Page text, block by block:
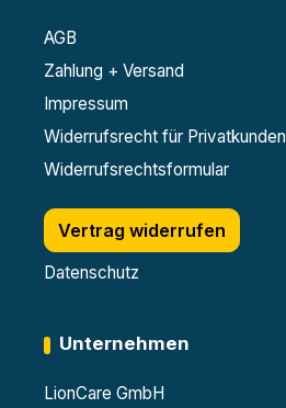
AGB
Zahlung + Versand
Impressum
Widerrufsrecht für Privatkunden
Widerrufsrechtsformular
Vertrag widerrufen
Datenschutz
Unternehmen
LionCare GmbH